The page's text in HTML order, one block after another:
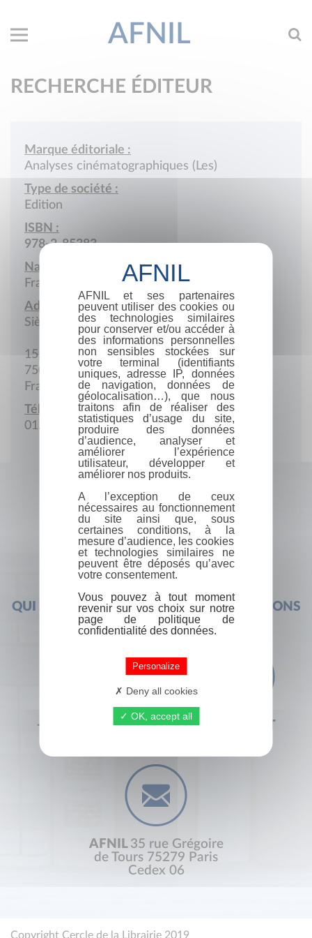
AFNIL
RECHERCHE ÉDITEUR
Marque éditoriale :
Analyses cinématographiques (Les)
Type de société :
Edition
ISBN :
978-2-85383
Nationalité :
France
Adresse :
Siège social
15, av. de Ségur
75007 Paris
France
Téléphone :
01.45.55.89.00
QUI SOMMES-NOUS ?FOIRE AUX QUESTIONS
+33 (0) 1 44 41 29 19 CONTACT
AFNIL 35 rue Grégoire
de Tours 75279 Paris
Cedex 06
Copyright Cercle de la Librairie 2019
AFNIL et ses partenaires
peuvent utiliser des cookies ou
des technologies similaires
pour conserver et/ou accéder à
des informations personnelles
non sensibles stockées sur
votre terminal (identifiants
uniques, adresse IP, données
de navigation, données de
géolocalisation…), que nous
traitons afin de réaliser des
statistiques d’usage du site,
produire des données
d’audience, analyser et
améliorer l’expérience
utilisateur, développer et
améliorer nos produits.
A l’exception de ceux
nécessaires au fonctionnement
du site ainsi que, sous
certaines conditions, à la
mesure d’audience, les cookies
et technologies similaires ne
peuvent être déposés qu’avec
votre consentement.
Vous pouvez à tout moment
revenir sur vos choix sur notre
page de politique de
confidentialité des données.
Personalize
Deny all cookies
OK, accept all